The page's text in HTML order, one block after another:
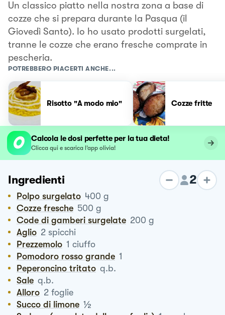
Un classico piatto nella nostra zona a base di
cozze che si prepara durante la Pasqua (il
Giovedì Santo). Io ho usato prodotti surgelati,
tranne le cozze che erano fresche comprate in
pescheria.
POTREBBERO PIACERTI ANCHE...
Risotto "A modo mio" Cozze fritte
Calcola le dosi perfette per la tua dieta!
Clicca qui e scarica l’app olivia!
Ingredienti 2
Polpo surgelato 400 g
Cozze fresche 500 g
Code di gamberi surgelate 200 g
Aglio 2 spicchi
Prezzemolo 1 ciuffo
Pomodoro rosso grande 1
Peperoncino tritato q.b.
Sale q.b.
Alloro 2 foglie
Succo di limone ½